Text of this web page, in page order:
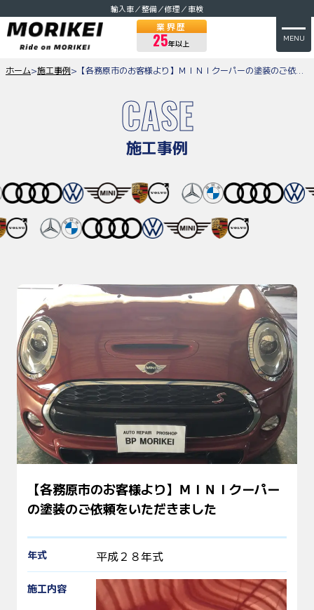
輸入車／整備／修理／車検
業界歴
25年以上
MENU
ホーム>施工事例>
CASE
施工事例
【各務原市のお客様より】ＭＩＮＩクーパー
の塗装のご依頼をいただきました
年式 平成２８年式
施工内容